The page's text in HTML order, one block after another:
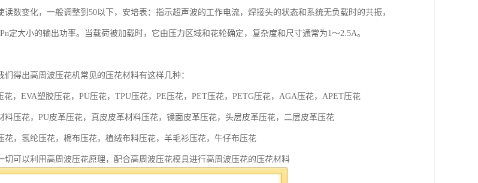
数变化，一般调整到50以下，安培表：指示超声波的工作电流，焊接头的状态和系统无负载时的共振，
定大小的输出功率。当载荷被加载时，它由压力区域和花轮确定，复杂度和尺寸通常为1～2.5A。
得出高周波压花机常见的压花材料有这样几种：
，EVA塑胶压花，PU压花，TPU压花，PE压花，PET压花，PETG压花，AGA压花，APET压花
料压花，PU皮革压花，真皮皮革材料压花，镜面皮革压花，头层皮革压花，二层皮革压花
花，氢纶压花，棉布压花，植绒布料压花，羊毛衫压花，牛仔布压花
切可以利用高周波压花原理，配合高周波压花模具进行高周波压花的压花材料